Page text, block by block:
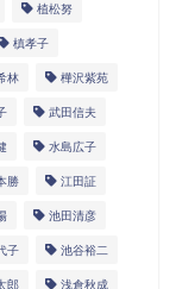
植松努
槙孝子
林 樺沢紫苑
武田信夫
水島広子
勝 江田証
池田清彦
子 池谷裕二
郎 浅倉秋成